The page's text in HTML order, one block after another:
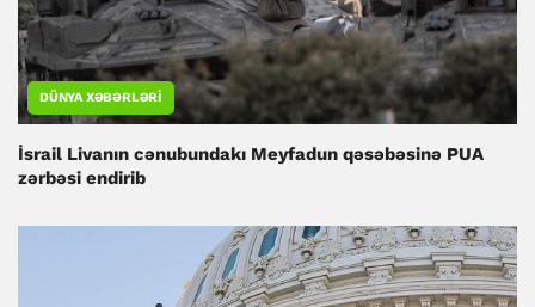
DÜNYA XƏBƏRLƏRI
İsrail Livanın cənubundakı Meyfadun qəsəbəsinə PUA
zərbəsi endirib